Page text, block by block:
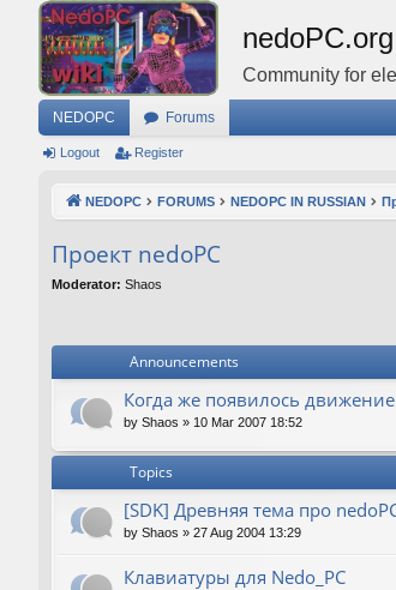
nedoPC.org
Community for
NEDOPC Forums
Logout Register
NEDOPC FORUMS NEDOPC IN RUSSIAN
Проект nedoPC
Moderator: Shaos
Announcements
Когда же появилось движение
by Shaos » 10 Mar 2007 18:52
Topics
[SDK] Древняя тема про
by Shaos » 27 Aug 2004 13:29
Клавиатуры для Nedo_PC